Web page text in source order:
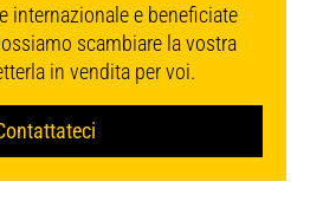
internazionale e beneficiate
scambiare la vostra
in vendita per voi.